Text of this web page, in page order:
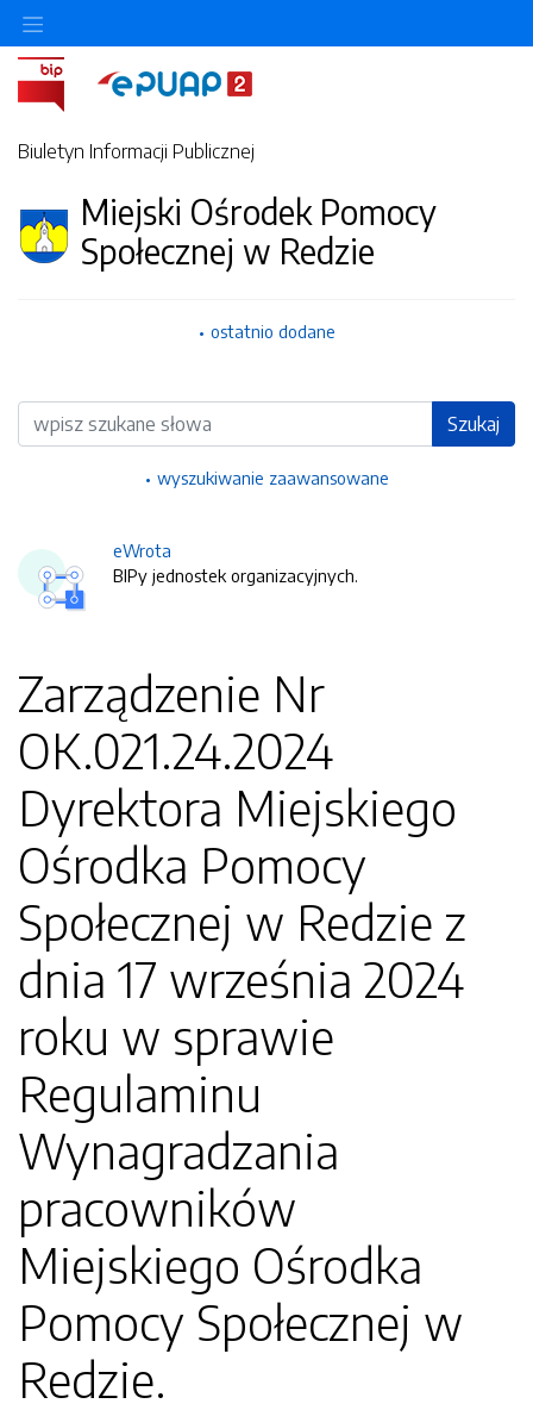
Biuletyn Informacji Publicznej
Miejski Ośrodek Pomocy
Społecznej w Redzie
ostatnio dodane
Wyszukiwarka Szukaj
wyszukiwanie zaawansowane
eWrota
BIPy jednostek organizacyjnych.
Zarządzenie Nr
OK.021.24.2024
Dyrektora Miejskiego
Ośrodka Pomocy
Społecznej w Redzie z
dnia 17 września 2024
roku w sprawie
Regulaminu
Wynagradzania
pracowników
Miejskiego Ośrodka
Pomocy Społecznej w
Redzie.